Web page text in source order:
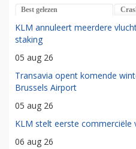
Best gelezen
KLM annuleert meerdere
staking
05 aug 26
Transavia opent komende
Brussels Airport
05 aug 26
KLM stelt eerste commerciële
06 aug 26